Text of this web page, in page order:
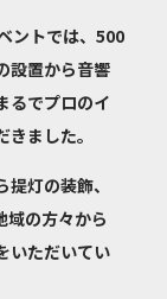
ントでは、500
設置から音響
るでプロのイ
ました。
灯の装飾、
域の方々から
いただいてい